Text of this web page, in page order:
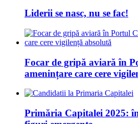
Liderii se nasc, nu se fac!
Focar de gripă aviară în
amenințare care cere
Primăria Capitalei 2025: